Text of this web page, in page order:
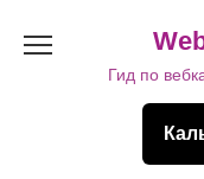
содержаниюГид по